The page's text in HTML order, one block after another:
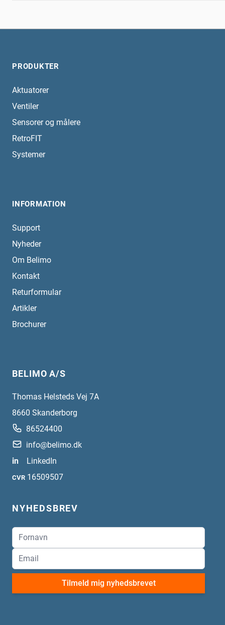
PRODUKTER
Aktuatorer
Ventiler
Sensorer og målere
RetroFIT
Systemer
INFORMATION
Support
Nyheder
Om Belimo
Kontakt
Returformular
Artikler
Brochurer
BELIMO A/S
Thomas Helsteds Vej 7A
8660 Skanderborg
86524400
info@belimo.dk
in
LinkedIn
CVR 16509507
NYHEDSBREV
Tilmeld mig nyhedsbrevet